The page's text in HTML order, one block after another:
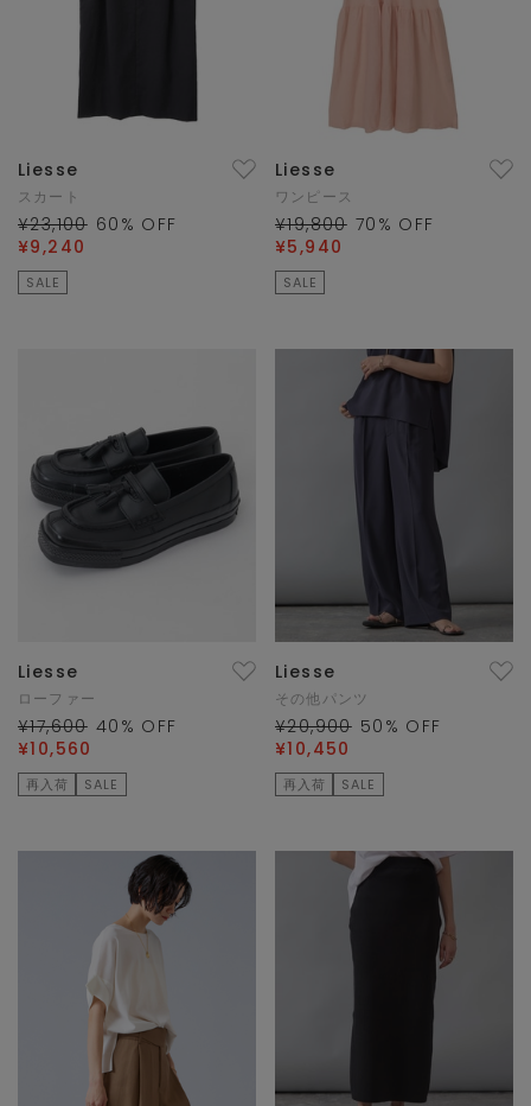
Liesse
スカート
¥23,100 60 % OFF
¥9,240
SALE
Liesse
ワンピース
¥19,800 70 % OFF
¥5,940
SALE
Liesse
ローファー
¥17,600 40 % OFF
¥10,560
再入荷 SALE
Liesse
その他パンツ
¥20,900 50 % OFF
¥10,450
再入荷 SALE